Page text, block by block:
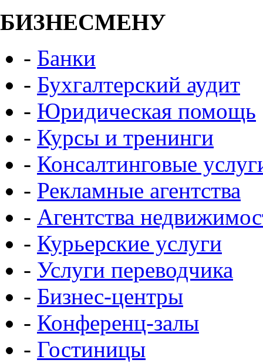
БИЗНЕСМЕНУ
- Банки
- Бухгалтерский аудит
- Юридическая помощь
- Курсы и тренинги
- Консалтинговые
- Рекламные агентства
- Агентства
- Курьерские услуги
- Услуги переводчика
- Бизнес-центры
- Конференц-залы
- Гостиницы